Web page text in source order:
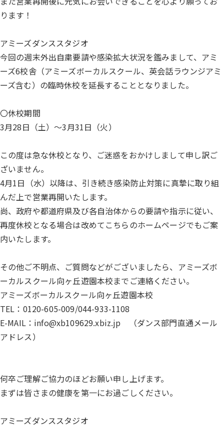
ります！
アミーズダンススタジオ
今回の週末外出自粛要請や感染拡大状況を鑑みまして、アミ
ーズ6校舎（アミーズボーカルスクール、英会話ラウンジアミ
ーズ含む）の臨時休校を延長することとなりました。
〇休校期間
3月28日（土）～3月31日（火）
この度は急な休校となり、ご迷惑をおかけしまして申し訳ご
ざいません。
4月1日（水）以降は、引き続き感染防止対策に真摯に取り組
んだ上で営業再開いたします。
尚、政府や都道府県及び各自治体からの要請や指示に従い、
再度休校となる場合は改めてこちらのホームページでもご案
内いたします。
その他ご不明点、ご質問などがございましたら、アミーズボ
ーカルスクール向ヶ丘遊園本校までご連絡ください。
アミーズボーカルスクール向ヶ丘遊園本校
TEL：0120-605-009/044-933-1108
E-MAIL：info@xb109629.xbiz.jp （ダンス部門直通メール
アドレス）
何卒ご理解ご協力のほどお願い申し上げます。
まずは皆さまの健康を第一にお過ごしください。
アミーズダンススタジオ